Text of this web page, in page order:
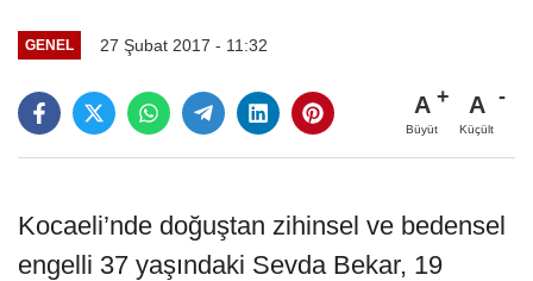
GENEL 27 Şubat 2017 - 11:32
A
Büyüt
A
Küçült
Kocaeli’nde doğuştan zihinsel ve bedensel
engelli 37 yaşındaki Sevda Bekar, 19